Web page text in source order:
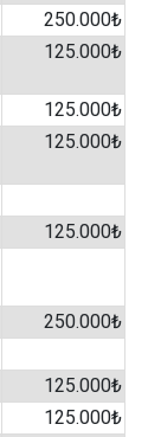
250.000₺
125.000₺
125.000₺
125.000₺
125.000₺
250.000₺
125.000₺
125.000₺